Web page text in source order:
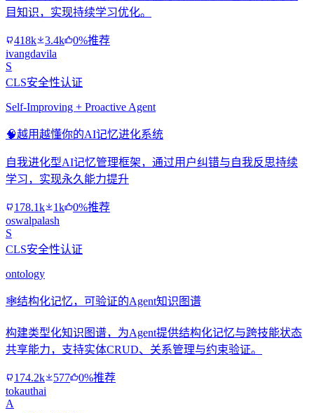
目知识，实现持续学习优化。
418k 3.4k
0%推荐
ivangdavila
S
CLS安全性认证
Self-Improving + Proactive Agent
🧠越用越懂你的AI记忆进化系统
自我进化型AI记忆管理框架，通过用户纠错与自我反思持续
学习，实现永久能力提升
178.1k 1k
0%推荐
oswalpalash
S
CLS安全性认证
ontology
🕸️结构化记忆，可验证的Agent知识图谱
构建类型化知识图谱，为Agent提供结构化记忆与跨技能状态
共享能力，支持实体CRUD、关系管理与约束验证。
174.2k 577
0%推荐
tokauthai
A